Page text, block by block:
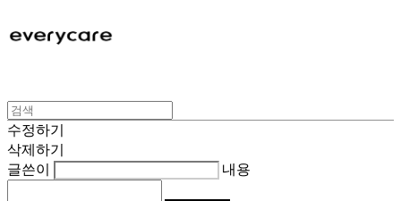
수정하기
삭제하기
글쓴이
내용